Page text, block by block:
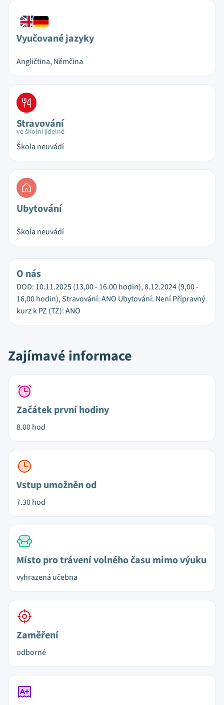
Vyučované jazyky
Angličtina, Němčina
Stravování
ve školní jídelně
Škola neuvádí
Ubytování
Škola neuvádí
O nás
DOD: 10.11.2025 (13,00 - 16.00 hodin), 8.12.2024 (9,00 -
16,00 hodin), Stravování: ANO Ubytování: Není Přípravný
kurz k PZ (TZ): ANO
Zajímavé informace
Začátek první hodiny
8.00 hod
Vstup umožněn od
7.30 hod
Místo pro trávení volného času mimo výuku
vyhrazená učebna
Zaměření
odborné